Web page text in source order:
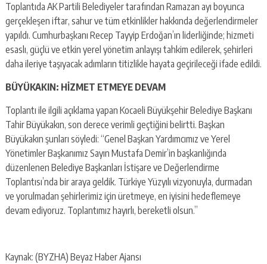
Toplantıda AK Partili Belediyeler tarafından Ramazan ayı boyunca
gerçekleşen iftar, sahur ve tüm etkinlikler hakkında değerlendirmeler
yapıldı. Cumhurbaşkanı Recep Tayyip Erdoğan’ın liderliğinde; hizmeti
esaslı, güçlü ve etkin yerel yönetim anlayışı tahkim edilerek, şehirleri
daha ileriye taşıyacak adımların titizlikle hayata geçirileceği ifade edildi.
BÜYÜKAKIN: HİZMET ETMEYE DEVAM
Toplantı ile ilgili açıklama yapan Kocaeli Büyükşehir Belediye Başkanı
Tahir Büyükakın, son derece verimli geçtiğini belirtti. Başkan
Büyükakın şunları söyledi: “Genel Başkan Yardımcımız ve Yerel
Yönetimler Başkanımız Sayın Mustafa Demir’in başkanlığında
düzenlenen Belediye Başkanları İstişare ve Değerlendirme
Toplantısı’nda bir araya geldik. Türkiye Yüzyılı vizyonuyla, durmadan
ve yorulmadan şehirlerimiz için üretmeye, en iyisini hedeflemeye
devam ediyoruz. Toplantımız hayırlı, bereketli olsun.”
Kaynak: (BYZHA) Beyaz Haber Ajansı